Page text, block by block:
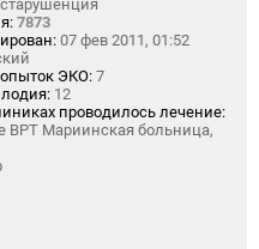
7873
07 фев 2011, 01:52
ЭКО: 7
12
проводилось лечение:
ВРТ Мариинская больница,